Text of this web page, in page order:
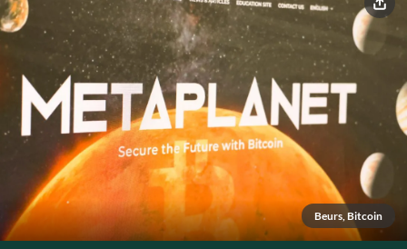
Beurs, Bitcoin